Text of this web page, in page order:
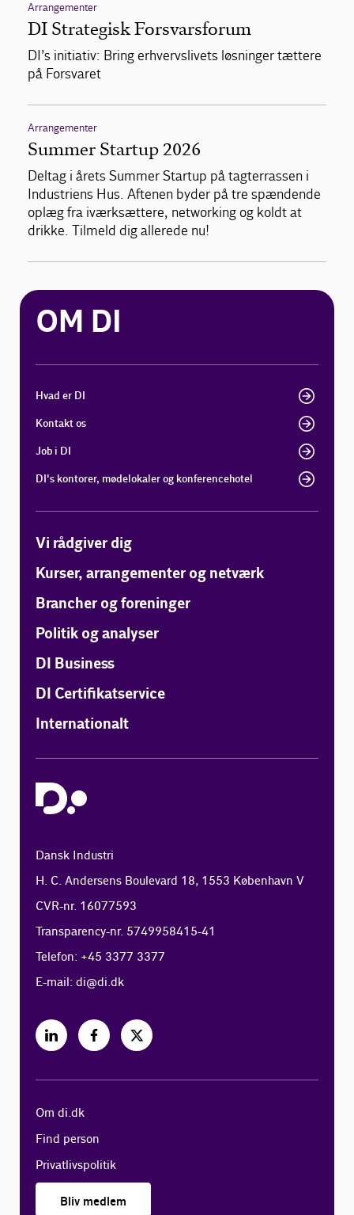
Arrangementer
DI Strategisk Forsvarsforum
DI’s initiativ: Bring erhvervslivets løsninger tættere
på Forsvaret
Arrangementer
Summer Startup 2026
Deltag i årets Summer Startup på tagterrassen i
Industriens Hus. Aftenen byder på tre spændende
oplæg fra iværksættere, networking og koldt at
drikke. Tilmeld dig allerede nu!
OM DI
Hvad er DI
Kontakt os
Job i DI
DI's kontorer, mødelokaler og konferencehotel
Vi rådgiver dig
Kurser, arrangementer og netværk
Brancher og foreninger
Politik og analyser
DI Business
DI Certifikatservice
Internationalt
Dansk Industri
H. C. Andersens Boulevard 18, 1553 København V
CVR-nr. 16077593
Transparency-nr. 5749958415-41
Telefon: +45 3377 3377
E-mail:di@di.dk
Om di.dk
Find person
Privatlivspolitik
Bliv medlem